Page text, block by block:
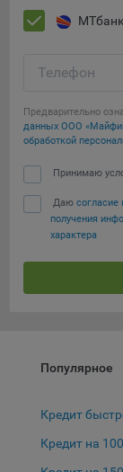
Mountain View,
следит за
Адрес: ООО
рекламу на
посещали
Адрес: ООО
проспект, д.
Компании,
Сервис
компанией,
МТбанк
Телефон
Предварительно
данных ООО
обработкой
Принимаю
Даю согласие
получения
характера
Популярное
Кредит
Кредит на